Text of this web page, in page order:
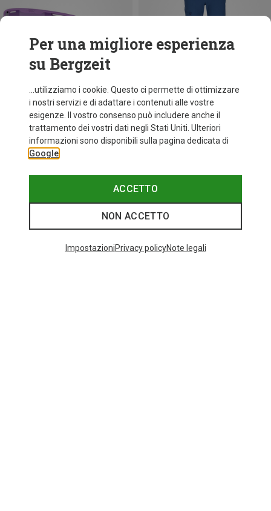
+10
fino a 35%
I più cercati
Per una migliore esperienza
su Bergzeit
...utilizziamo i cookie. Questo ci permette di ottimizzare
i nostri servizi e di adattare i contenuti alle vostre
esigenze. Il vostro consenso può includere anche il
trattamento dei vostri dati negli Stati Uniti. Ulteriori
informazioni sono disponibili sulla pagina dedicata di
Google
ACCETTO
NON ACCETTO
ImpostazioniPrivacy policyNote legali